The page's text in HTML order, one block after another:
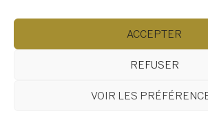
ACCEPTER
REFUSER
VOIR LES
moteurs de progrès.
Que ce soit par le biais d’espaces
novateurs qui redéfinissent le